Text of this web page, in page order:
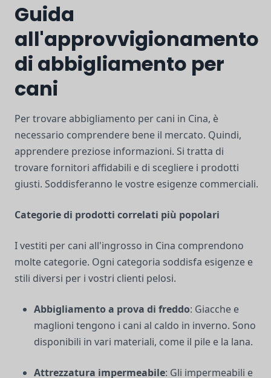
Guida
all'approvvigionamento
di abbigliamento per
cani
Per trovare abbigliamento per cani in Cina, è
necessario comprendere bene il mercato. Quindi,
apprendere preziose informazioni. Si tratta di
trovare fornitori affidabili e di scegliere i prodotti
giusti. Soddisferanno le vostre esigenze commerciali.
Categorie di prodotti correlati più popolari
I vestiti per cani all'ingrosso in Cina comprendono
molte categorie. Ogni categoria soddisfa esigenze e
stili diversi per i vostri clienti pelosi.
Abbigliamento a prova di freddo: Giacche e
maglioni tengono i cani al caldo in inverno. Sono
disponibili in vari materiali, come il pile e la lana.
Attrezzatura impermeabile: Gli impermeabili e